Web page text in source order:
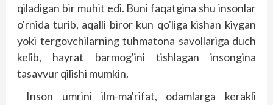
qiladigan bir muhit edi. Buni faqatgina shu insonlar
o'rnida turib, aqalli biror kun qo'liga kishan kiygan
yoki tergovchilarning tuhmatona savollariga duch
kelib, hayrat barmog'ini tishlagan insongina
tasavvur qilishi mumkin.
Inson umrini ilm-ma'rifat, odamlarga kerakli